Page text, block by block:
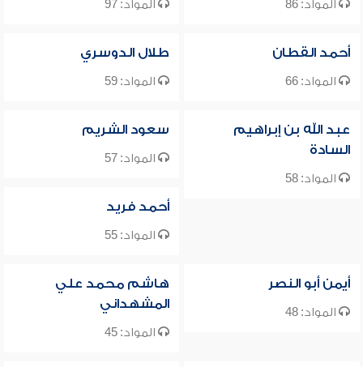
المواد: 86 المواد: 97
أحمد القطان
المواد: 66
طلال الدوسري
المواد: 59
عبد الله بن إبراهيم
السادة
المواد: 58
سعود الشريم
المواد: 57
أحمد فريد
المواد: 55
أيمن أبو النصر
المواد: 48
هاشم محمد علي
المشهداني
المواد: 45